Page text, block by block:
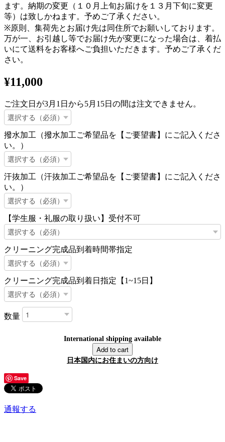
ます。納期の変更（１０月上旬お届けを１３月下旬に変更
等）は致しかねます。予めご了承ください。
※原則、集荷先とお届け先は同住所でお願いしております。
万が一、お引越し等でお届け先が変更になった場合は、着払
いにて送料をお客様へご負担いただきます。予めご了承くだ
さい。
¥11,000
ご注文日が3月1日から5月15日の間は注文できません。
撥水加工（撥水加工ご希望品を【ご要望書】にご記入くださ
い。）
汗抜加工（汗抜加工ご希望品を【ご要望書】にご記入くださ
い。）
【学生服・礼服の取り扱い】受付不可
クリーニング完成品到着時間帯指定
クリーニング完成品到着日指定【1~15日】
数量
International shipping available
Add to cart
日本国内にお住まいの方向け
Save
通報する